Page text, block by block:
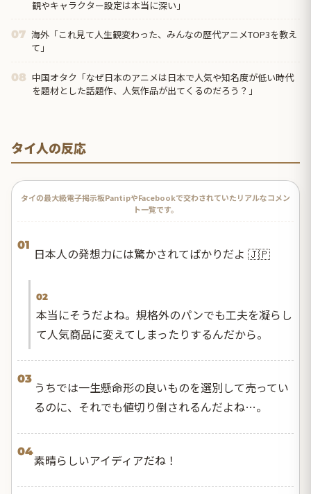
観やキャラクター設定は本当に深い」
07 海外「これ見て人生観変わった、みんなの歴代アニメTOP3を教え
て」
08 中国オタク「なぜ日本のアニメは日本で人気や知名度が低い時代
を題材とした話題作、人気作品が出てくるのだろう？」
タイ人の反応
タイの最大級電子掲示板PantipやFacebookで交わされていたリアルなコメン
ト一覧です。
01
日本人の発想力には驚かされてばかりだよ 🇯🇵
02
本当にそうだよね。規格外のパンでも工夫を凝らし
て人気商品に変えてしまったりするんだから。
03
うちでは一生懸命形の良いものを選別して売ってい
るのに、それでも値切り倒されるんだよね…。
04
素晴らしいアイディアだね！